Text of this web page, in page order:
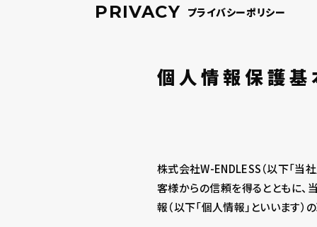
PRIVACY プライバシーポリシー
個人情報保護
株式会社W-ENDLESS（以下「当
客様からの信頼を得るとともに
報（以下「個人情報」といいます